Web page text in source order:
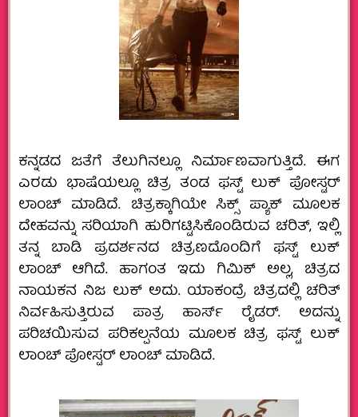
ಕನ್ನಡದ ಜತೆಗೆ ತೆಲುಗಿನಲ್ಲೂ ನಿರ್ಮಾಣವಾಗುತ್ತಿದೆ. ಈಗ
ಎರಡು ಭಾಷೆಯಲ್ಲೂ ಚಿತ್ರ ತಂಡ ಫಸ್ಟ್‌ ಲುಕ್‌ ಪೋಸ್ಟರ್‌
ಲಾಂಚ್‌ ಮಾಡಿದೆ. ಚಿತ್ರಕ್ಕಾಗಿಯೇ ಸಿಕ್ಸ್‌ ಪ್ಯಾಕ್‌ ಮೂಲಕ
ದೇಹವನ್ನು ಸರಿಯಾಗಿ ಹುರಿಗಟ್ಟಿಸಿಕೊಂಡಿರುವ ಚರಿತ್‌, ಇಲ್ಲಿ
ತನ್ನ ಬಾಡಿ ಪ್ರದರ್ಶನದ ಚಿತ್ರಣದೊಂದಿಗೆ ಫಸ್ಟ್‌ ಲುಕ್‌
ಲಾಂಚ್‌ ಆಗಿದೆ. ಹಾಗಂತ ಇದು ಗಿಮಿಕ್‌ ಅಲ್ಲ, ಚಿತ್ರದ
ನಾಯಕನ ನಿಜ ಲುಕ್‌ ಅದು. ಯಾಕಂದ್ರೆ ಚಿತ್ರದಲ್ಲಿ ಚರಿತ್‌
ನಿರ್ವಹಿಸುತ್ತಿರುವ ಪಾತ್ರ ಹಾರ್ಸ್‌ ರೈಡರ್.‌ ಅದನ್ನು
ಪರಿಚಯಿಸುವ ಪರಿಕಲ್ಪನೆಯ ಮೂಲಕ ಚಿತ್ರ ಫಸ್ಟ್‌ ಲುಕ್‌
ಲಾಂಚ್‌ ಪೋಸ್ಟರ್‌ ಲಾಂಚ್‌ ಮಾಡಿದೆ.